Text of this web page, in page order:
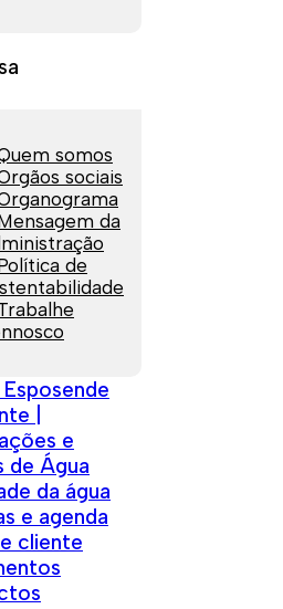
somos
sociais
da
de
|
e
de Água
da água
e agenda
cliente